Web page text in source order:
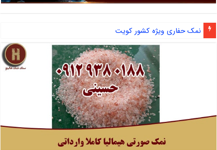
نمک حفاری ویژه کشور کویت
آشنایی با نمک دانه شکری و مزایای صادرات نمک صنعتی